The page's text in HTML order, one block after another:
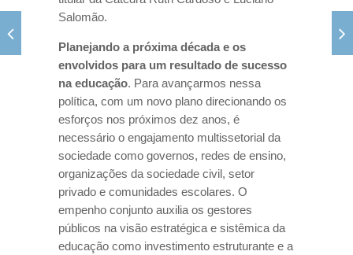
Salomão.
Planejando a próxima década e os
envolvidos para um resultado de sucesso
na educação. Para avançarmos nessa
política, com um novo plano direcionando os
esforços nos próximos dez anos, é
necessário o engajamento multissetorial da
sociedade como governos, redes de ensino,
organizações da sociedade civil, setor
privado e comunidades escolares. O
empenho conjunto auxilia os gestores
públicos na visão estratégica e sistêmica da
educação como investimento estruturante e a